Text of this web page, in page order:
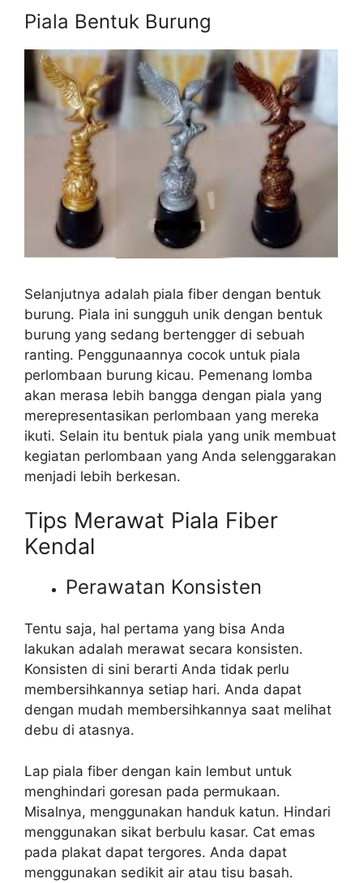
Piala Bentuk Burung
Selanjutnya adalah piala fiber dengan bentuk
burung. Piala ini sungguh unik dengan bentuk
burung yang sedang bertengger di sebuah
ranting. Penggunaannya cocok untuk piala
perlombaan burung kicau. Pemenang lomba
akan merasa lebih bangga dengan piala yang
merepresentasikan perlombaan yang mereka
ikuti. Selain itu bentuk piala yang unik membuat
kegiatan perlombaan yang Anda selenggarakan
menjadi lebih berkesan.
Tips Merawat Piala Fiber
Kendal
Perawatan Konsisten
Tentu saja, hal pertama yang bisa Anda
lakukan adalah merawat secara konsisten.
Konsisten di sini berarti Anda tidak perlu
membersihkannya setiap hari. Anda dapat
dengan mudah membersihkannya saat melihat
debu di atasnya.
Lap piala fiber dengan kain lembut untuk
menghindari goresan pada permukaan.
Misalnya, menggunakan handuk katun. Hindari
menggunakan sikat berbulu kasar. Cat emas
pada plakat dapat tergores. Anda dapat
menggunakan sedikit air atau tisu basah.